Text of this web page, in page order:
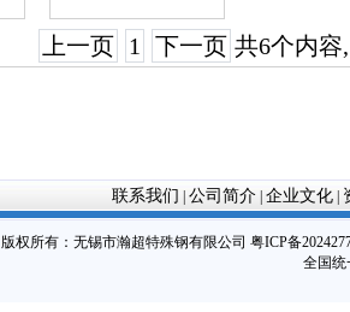
上一页 1 下一页 共6个内容
联系我们 公司简介| 企业文化|
版权所有： 无锡市瀚超特殊钢有限公司 粤ICP备
全国